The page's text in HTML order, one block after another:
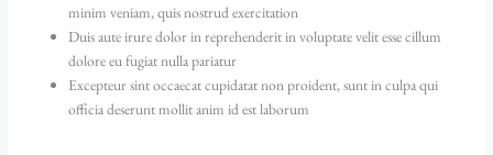
minim veniam, quis nostrud exercitation
Duis aute irure dolor in reprehenderit in voluptate velit esse cillum
dolore eu fugiat nulla pariatur
Excepteur sint occaecat cupidatat non proident, sunt in culpa qui
officia deserunt mollit anim id est laborum